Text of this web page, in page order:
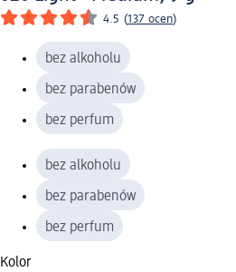
4.5 (137 ocen)
bez alkoholu
bez parabenów
bez perfum
bez alkoholu
bez parabenów
bez perfum
Kolor